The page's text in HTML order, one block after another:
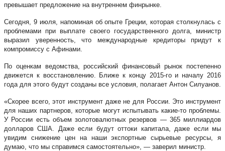
превышает предложение на внутреннем финрынке.
Сегодня, 9 июля, напоминая об опыте Греции, которая столкнулась с
проблемами при выплате своего государственного долга, министр
выразил уверенность, что международные кредиторы придут к
компромиссу с Афинами.
По оценкам ведомства, российский финансовый рынок постепенно
движется к восстановлению. Ближе к концу 2015-го и началу 2016
года для этого будут созданы все условия, полагает Антон Силуанов.
«Скорее всего, этот инструмент даже не для России. Это инструмент
для наших партнеров, которые могут испытывать какие-то проблемы.
У России есть объем золотовалютных резервов — 365 миллиардов
долларов США. Даже если будут оттоки капитала, даже если мы
увидим снижение цен на наши экспортные сырьевые ресурсы, я
думаю, что мы справимся самостоятельно», — заверил министр.